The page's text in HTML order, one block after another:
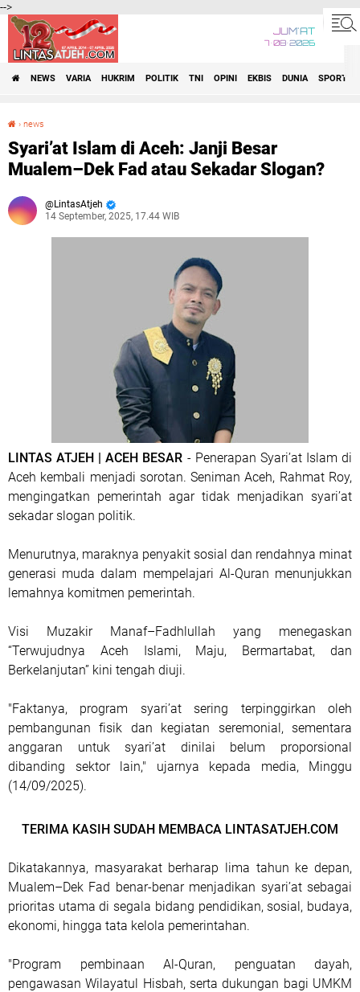
-->
JUM'AT
7•08•2026
NEWS VARIA HUKRIM POLITIK TNI OPINI EKBIS DUNIA SPORT
› news
Syari’at Islam di Aceh: Janji Besar
Mualem–Dek Fad atau Sekadar Slogan?
LintasAtjeh
14 September, 2025, 17.44 WIB
LINTAS ATJEH | ACEH BESAR - Penerapan Syari’at Islam di
Aceh kembali menjadi sorotan. Seniman Aceh, Rahmat Roy,
mengingatkan pemerintah agar tidak menjadikan syari’at
sekadar slogan politik.
Menurutnya, maraknya penyakit sosial dan rendahnya minat
generasi muda dalam mempelajari Al-Quran menunjukkan
lemahnya komitmen pemerintah.
Visi Muzakir Manaf–Fadhlullah yang menegaskan
“Terwujudnya Aceh Islami, Maju, Bermartabat, dan
Berkelanjutan” kini tengah diuji.
"Faktanya, program syari’at sering terpinggirkan oleh
pembangunan fisik dan kegiatan seremonial, sementara
anggaran untuk syari’at dinilai belum proporsional
dibanding sektor lain," ujarnya kepada media, Minggu
(14/09/2025).
TERIMA KASIH SUDAH MEMBACA LINTASATJEH.COM
Dikatakannya, masyarakat berharap lima tahun ke depan,
Mualem–Dek Fad benar-benar menjadikan syari’at sebagai
prioritas utama di segala bidang pendidikan, sosial, budaya,
ekonomi, hingga tata kelola pemerintahan.
"Program pembinaan Al-Quran, penguatan dayah,
pengawasan Wilayatul Hisbah, serta dukungan bagi UMKM